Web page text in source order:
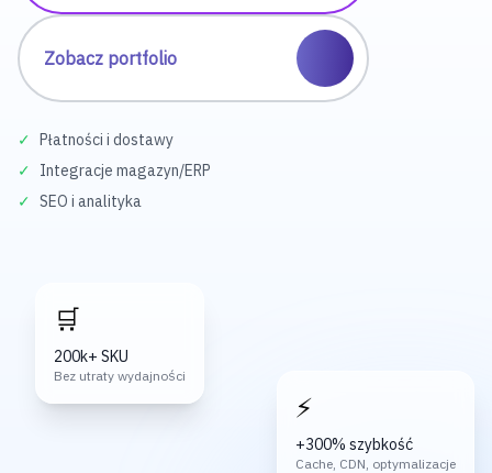
Zobacz portfolio
✓ Płatności i dostawy
✓
Integracje magazyn/ERP
✓ SEO i analityka
🛒
200k+ SKU
Bez utraty wydajności
⚡
+300% szybkość
Cache, CDN, optymalizacje